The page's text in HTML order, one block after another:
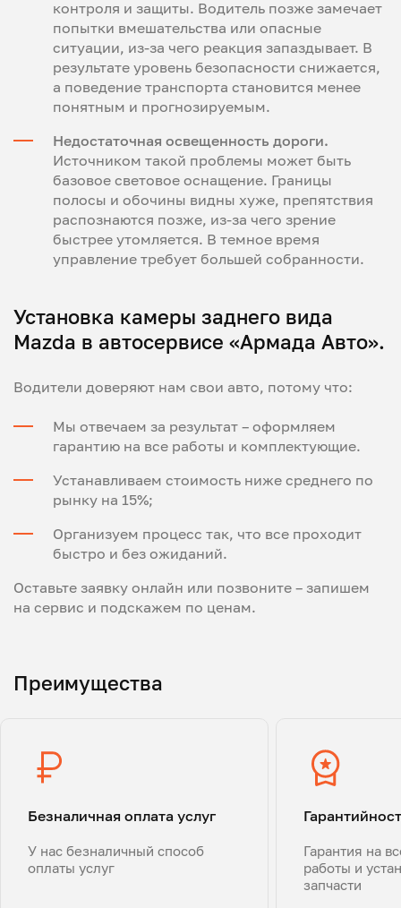
контроля и защиты. Водитель позже замечает
попытки вмешательства или опасные
ситуации, из-за чего реакция запаздывает. В
результате уровень безопасности снижается,
а поведение транспорта становится менее
понятным и прогнозируемым.
Недостаточная освещенность дороги.
Источником такой проблемы может быть
базовое световое оснащение. Границы
полосы и обочины видны хуже, препятствия
распознаются позже, из-за чего зрение
быстрее утомляется. В темное время
управление требует большей собранности.
Установка камеры заднего вида
Mazda в автосервисе «Армада Авто».
Водители доверяют нам свои авто, потому что:
Мы отвечаем за результат – оформляем
гарантию на все работы и комплектующие.
Устанавливаем стоимость ниже среднего по
рынку на 15%;
Организуем процесс так, что все проходит
быстро и без ожиданий.
Оставьте заявку онлайн или позвоните – запишем
на сервис и подскажем по ценам.
Преимущества
Безналичная оплата услуг
У нас безналичный способ
оплаты услуг
Гарантия на
работы и
запчасти